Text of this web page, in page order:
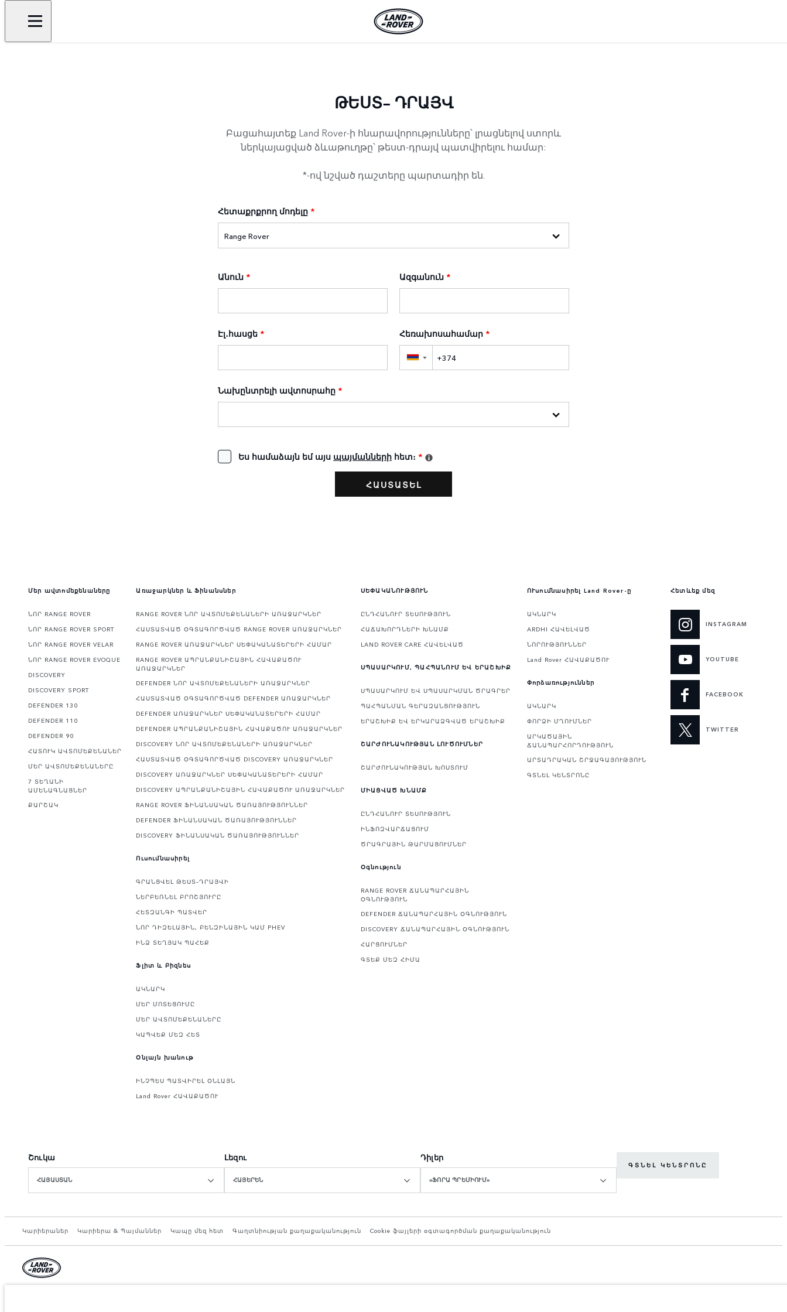
ԹԵՍՏ- ԴՐԱՅՎ
Բացահայտեք Land Rover-ի հնարավորությունները՝ լրացնելով ստորև
ներկայացված ձևաթուղթը՝ թեստ-դրայվ պատվիրելու համար:
*-ով նշված դաշտերը պարտադիր են.
Հետաքրքրող մոդելը *
Անուն * Ազգանուն *
Էլ․հասցե * Հեռախոսահամար *
▼
Նախընտրելի ավտոսրահը *
Ես համաձայն եմ այս պայմանների հետ։ *
Մեր ավտոմեքենաները
ՆՈՐ RANGE ROVER
ՆՈՐ RANGE ROVER SPORT
ՆՈՐ RANGE ROVER VELAR
ՆՈՐ RANGE ROVER EVOQUE
DISCOVERY
DISCOVERY SPORT
DEFENDER 130
DEFENDER 110
DEFENDER 90
ՀԱՏՈՒԿ ԱՎՏՈՄԵՔԵՆԱՆԵՐ
ՄԵՐ ԱՎՏՈՄԵՔԵՆԱՆԵՐԸ
7 ՏԵՂԱՆԻ
ԱՄԵՆԱԳՆԱՑՆԵՐ
ՔԱՐՇԱԿ
Առաջարկներ և Ֆինանսներ
RANGE ROVER ՆՈՐ ԱՎՏՈՄԵՔԵՆԱՆԵՐԻ ԱՌԱՋԱՐԿՆԵՐ
ՀԱՍՏԱՏՎԱԾ ՕԳՏԱԳՈՐԾՎԱԾ RANGE ROVER ԱՌԱՋԱՐԿՆԵՐ
RANGE ROVER ԱՌԱՋԱՐԿՆԵՐ ՍԵՓԱԿԱՆԱՏԵՐԵՐԻ ՀԱՄԱՐ
RANGE ROVER ԱՊՐԱՆՔԱՆԻՇԱՅԻՆ ՀԱՎԱՔԱԾՈՒ
ԱՌԱՋԱՐԿՆԵՐ
DEFENDER ՆՈՐ ԱՎՏՈՄԵՔԵՆԱՆԵՐԻ ԱՌԱՋԱՐԿՆԵՐ
ՀԱՍՏԱՏՎԱԾ ՕԳՏԱԳՈՐԾՎԱԾ DEFENDER ԱՌԱՋԱՐԿՆԵՐ
DEFENDER ԱՌԱՋԱՐԿՆԵՐ ՍԵՓԱԿԱՆԱՏԵՐԵՐԻ ՀԱՄԱՐ
DEFENDER ԱՊՐԱՆՔԱՆԻՇԱՅԻՆ ՀԱՎԱՔԱԾՈՒ ԱՌԱՋԱՐԿՆԵՐ
DISCOVERY ՆՈՐ ԱՎՏՈՄԵՔԵՆԱՆԵՐԻ ԱՌԱՋԱՐԿՆԵՐ
ՀԱՍՏԱՏՎԱԾ ՕԳՏԱԳՈՐԾՎԱԾ DISCOVERY ԱՌԱՋԱՐԿՆԵՐ
DISCOVERY ԱՌԱՋԱՐԿՆԵՐ ՍԵՓԱԿԱՆԱՏԵՐԵՐԻ ՀԱՄԱՐ
DISCOVERY ԱՊՐԱՆՔԱՆԻՇԱՅԻՆ ՀԱՎԱՔԱԾՈՒ ԱՌԱՋԱՐԿՆԵՐ
RANGE ROVER ՖԻՆԱՆՍԱԿԱՆ ԾԱՌԱՅՈՒԹՅՈՒՆՆԵՐ
DEFENDER ՖԻՆԱՆՍԱԿԱՆ ԾԱՌԱՅՈՒԹՅՈՒՆՆԵՐ
DISCOVERY ՖԻՆԱՆՍԱԿԱՆ ԾԱՌԱՅՈՒԹՅՈՒՆՆԵՐ
Ուսումնասիրել
ԳՐԱՆՑՎԵԼ ԹԵՍՏ–ԴՐԱՅՎԻ
ՆԵՐԲԵՌՆԵԼ ԲՐՈՇՅՈՒՐԸ
ՀԵՏԶԱՆԳԻ ՊԱՏՎԵՐ
ՆՈՐ ԴԻԶԵԼԱՅԻՆ, ԲԵՆԶԻՆԱՅԻՆ ԿԱՄ PHEV
ԻՆՁ ՏԵՂՅԱԿ ՊԱՀԵՔ
Ֆլիտ և Բիզնես
ԱԿՆԱՐԿ
ՄԵՐ ՄՈՏԵՑՈՒՄԸ
ՄԵՐ ԱՎՏՈՄԵՔԵՆԱՆԵՐԸ
ԿԱՊՎԵՔ ՄԵԶ ՀԵՏ
Օնլայն խանութ
ԻՆՉՊԵՍ ՊԱՏՎԻՐԵԼ ՕՆԼԱՅՆ
Land Rover ՀԱՎԱՔԱԾՈՒ
ՍԵՓԱԿԱՆՈՒԹՅՈՒՆ
ԸՆԴՀԱՆՈՒՐ ՏԵՍՈՒԹՅՈՒՆ
ՀԱՃԱԽՈՐԴՆԵՐԻ ԽՆԱՄՔ
LAND ROVER CARE ՀԱՎԵԼՎԱԾ
ՍՊԱՍԱՐԿՈՒՄ, ՊԱՀՊԱՆՈՒՄ ԵՎ ԵՐԱՇԽԻՔ
ՍՊԱՍԱՐԿՈՒՄ ԵՎ ՍՊԱՍԱՐԿՄԱՆ ԾՐԱԳՐԵՐ
ՊԱՀՊԱՆՄԱՆ ԳԵՐԱԶԱՆՑՈՒԹՅՈՒՆ
ԵՐԱՇԽԻՔ ԵՎ ԵՐԿԱՐԱՁԳՎԱԾ ԵՐԱՇԽԻՔ
ՇԱՐԺՈՒՆԱԿՈՒԹՅԱՆ ԼՈՒԾՈՒՄՆԵՐ
ՇԱՐԺՈՒՆԱԿՈՒԹՅԱՆ ԽՈՍՏՈՒՄ
ՄԻԱՑՎԱԾ ԽՆԱՄՔ
ԸՆԴՀԱՆՈՒՐ ՏԵՍՈՒԹՅՈՒՆ
ԻՆՖՈԶՎԱՐՃԱՑՈՒՄ
ԾՐԱԳՐԱՅԻՆ ԹԱՐՄԱՑՈՒՄՆԵՐ
Օգնություն
RANGE ROVER ՃԱՆԱՊԱՐՀԱՅԻՆ
ՕԳՆՈՒԹՅՈՒՆ
DEFENDER ՃԱՆԱՊԱՐՀԱՅԻՆ ՕԳՆՈՒԹՅՈՒՆ
DISCOVERY ՃԱՆԱՊԱՐՀԱՅԻՆ ՕԳՆՈՒԹՅՈՒՆ
ՀԱՐՑՈՒՄՆԵՐ
ԳՏԵՔ ՄԵԶ ՀԻՄԱ
ՈՒսումնասիրել Land Rover-ը
ԱԿՆԱՐԿ
ARDHI ՀԱՎԵԼՎԱԾ
ՆՈՐՈՒԹՅՈՒՆՆԵՐ
Land Rover ՀԱՎԱՔԱԾՈՒ
Փորձառություններ
ԱԿՆԱՐԿ
ՓՈՐՁԻ ՄՂՈՒՄՆԵՐ
ԱՐԿԱԾԱՅԻՆ
ՃԱՆԱՊԱՐՀՈՐԴՈՒԹՅՈՒՆ
ԱՐՏԱԴՐԱԿԱՆ ՇՐՋԱԳԱՅՈՒԹՅՈՒՆ
ԳՏՆԵԼ ԿԵՆՏՐՈՆԸ
Հետևեք մեզ
INSTAGRAM
YOUTUBE
FACEBOOK
TWITTER
Շուկա
ՀԱՅԱՍՏԱՆ
Լեզու
ՀԱՅԵՐԵՆ
Դիլեր
«ՖՈՐԱ ՊՐԵՄԻՈՒՄ»
ԳՏՆԵԼ ԿԵՆՏՐՈՆԸ
Կարիերաներ Կարիերա & Պայմաններ Կապը մեզ հետ Գաղտնիության քաղաքականություն Cookie ֆայլերի օգտագործման քաղաքականություն